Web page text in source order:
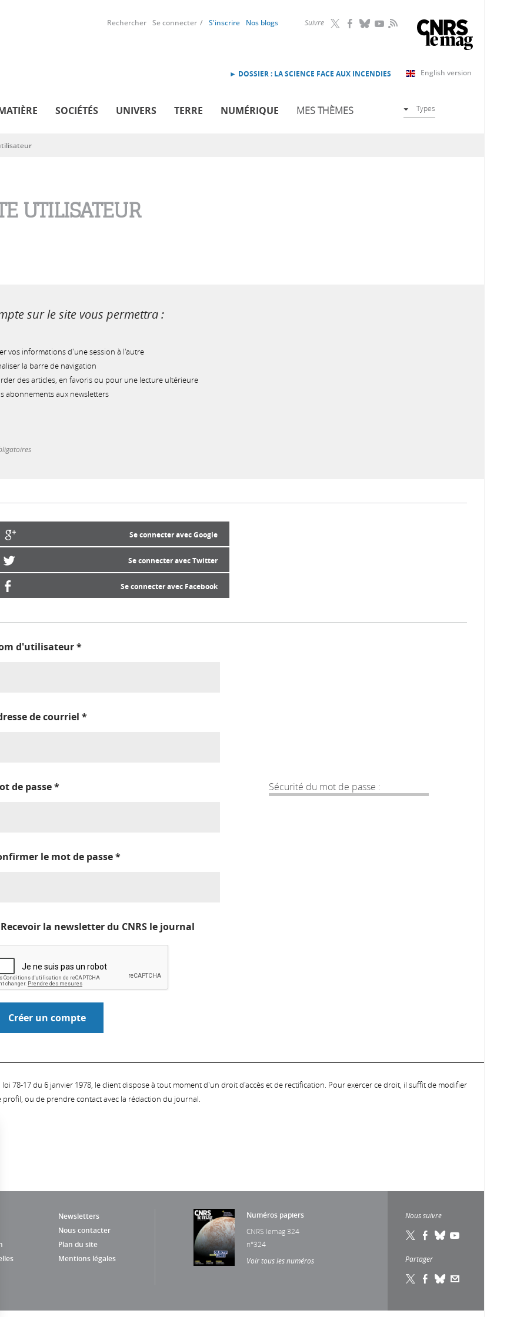
Suivre RSS
Rechercher Se connecter S'inscrire Nos blogs
English version
► DOSSIER : LA SCIENCE FACE AUX INCENDIES
SOCIÉTÉS UNIVERS TERRE NUMÉRIQUE MES THÈMES Types
UTILISATEUR
sur le site vous permettra :
vos informations d'une session à l'autre
la barre de navigation
des articles, en favoris ou pour une lecture ultérieure
abonnements aux newsletters
Se connecter avec Google
Se connecter avec Twitter
Se connecter avec Facebook
d'utilisateur*
de courriel *
Sécurité du mot de passe :
de passe*
le mot de passe*
Recevoir la newsletter du CNRS le journal
78-17 du 6 janvier 1978, le client dispose à tout moment d'un droit d'accès et de rectification. Pour exercer ce droit, il suffit de modifier
ou de prendre contact avec la rédaction du journal.
Newsletters
Nous contacter
Plan du site
Mentions légales
Numéros papiers
CNRS lemag 324
n°324
Voir tous les numéros
Nous suivre
Partager